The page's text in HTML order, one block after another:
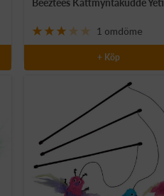
pris
Beeztees Kattmyntakudde Yeti
1 omdöme
+ Köp